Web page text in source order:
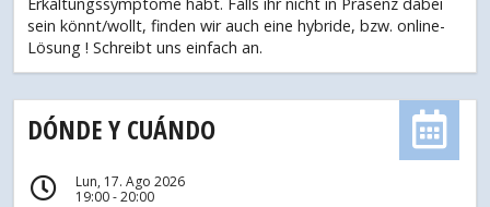
sein könnt/wollt, finden wir auch eine hybride, bzw. online-
Lösung ! Schreibt uns einfach an.
DÓNDE Y CUÁNDO
Lun, 17. Ago 2026
19:00 - 20:00